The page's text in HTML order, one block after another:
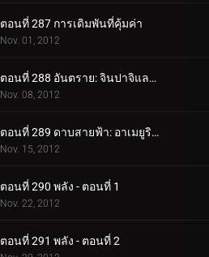
ตอนที่ 287 การเดิมพันที่คุ้มค่า
Nov. 01, 2012
ตอนที่ 288 อันตราย: จินปาจิและคุชิมารุ!
Nov. 08, 2012
ตอนที่ 289 ดาบสายฟ้า: อาเมยูริ ริงโกะ!
Nov. 15, 2012
ตอนที่ 290 พลัง - ตอนที่ 1
Nov. 22, 2012
ตอนที่ 291 พลัง - ตอนที่ 2